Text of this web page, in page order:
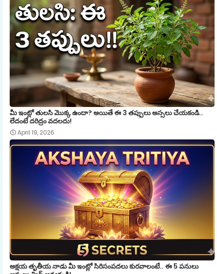
మీ ఇంట్లో తులసి మొక్క ఉందా? అయితే ఈ 3 తప్పులు అస్సలు చేయకండి..
లేదంటే దరిద్రం వదలదు!
April 19, 2026
అక్షయ తృతీయ నాడు మీ ఇంట్లో సిరిసంపదలు కురవాలంటే.. ఈ 5 పనులు